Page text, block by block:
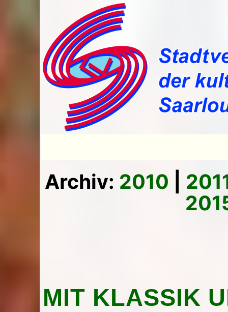
Archiv: 2010
MIT KLASSIK